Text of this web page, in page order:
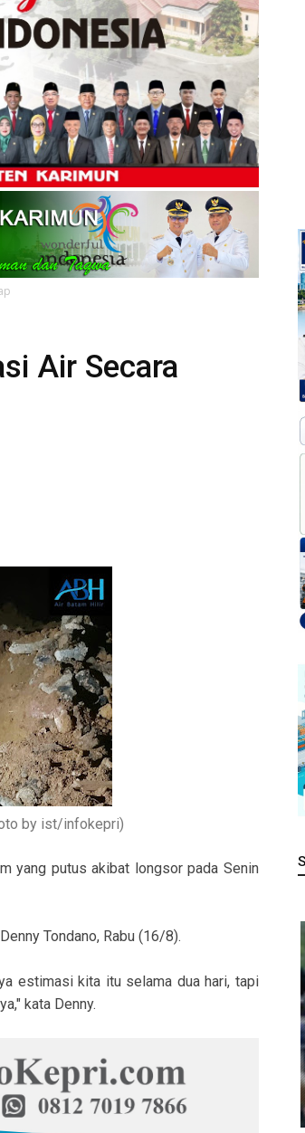
Air Secara
by ist/infokepri)
yang putus akibat longsor pada Senin
Tondano, Rabu (16/8).
estimasi kita itu selama dua hari, tapi
kata Denny.